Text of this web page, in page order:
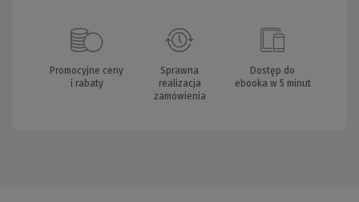
Promocyjne ceny
i rabaty
Sprawna
realizacja
zamówienia
Dostęp do
ebooka w 5 minut